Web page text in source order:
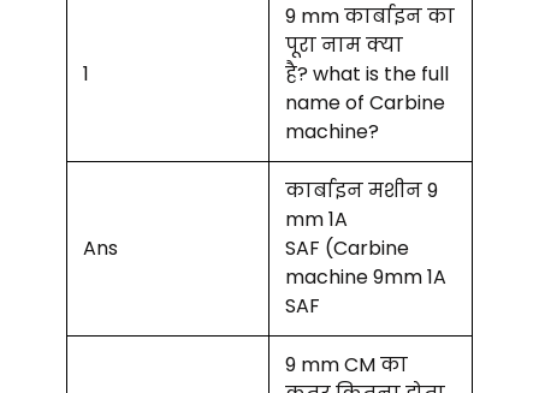
1
9 mm कार्बाइन का
पूरा नाम क्या
है? what is the full
name of Carbine
machine?
Ans
कार्बाइन मशीन 9
mm 1A
SAF (Carbine
machine 9mm 1A
SAF
9 mm CM का